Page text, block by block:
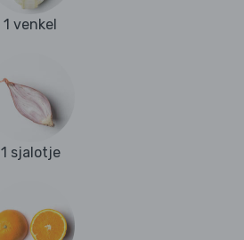
1 venkel
1 sjalotje